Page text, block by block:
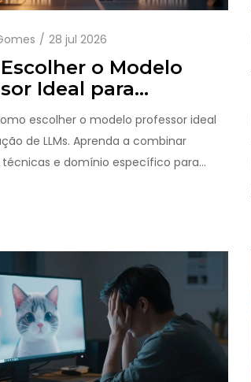
28 jul 2026
o Modelo
Ideal para
de LLMs: Guia
escolher o modelo professor ideal
de LLMs. Aprenda a combinar
técnicas e domínio específico para
eficiência e precisão do seu modelo